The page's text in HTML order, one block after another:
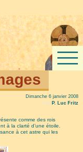
Dimanche 6 janvier 2008
Par P. Luc Fritz
comme des rois
à la clarté d’une étoile.
à cet astre qui les